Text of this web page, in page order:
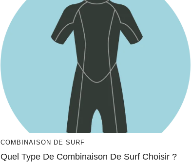
COMBINAISON DE SURF
Quel Type De Combinaison De Surf Choisir ?